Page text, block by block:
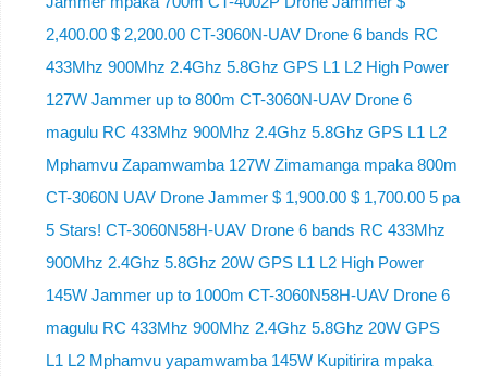
2,400.00 $ 2,200.00 CT-3060N-UAV Drone 6 bands RC
433Mhz 900Mhz 2.4Ghz 5.8Ghz GPS L1 L2 High Power
127W Jammer up to 800m CT-3060N-UAV Drone 6
magulu RC 433Mhz 900Mhz 2.4Ghz 5.8Ghz GPS L1 L2
Mphamvu Zapamwamba 127W Zimamanga mpaka 800m
CT-3060N UAV Drone Jammer $ 1,900.00 $ 1,700.00 5 pa
5 Stars! CT-3060N58H-UAV Drone 6 bands RC 433Mhz
900Mhz 2.4Ghz 5.8Ghz 20W GPS L1 L2 High Power
145W Jammer up to 1000m CT-3060N58H-UAV Drone 6
magulu RC 433Mhz 900Mhz 2.4Ghz 5.8Ghz 20W GPS
L1 L2 Mphamvu yapamwamba 145W Kupitirira mpaka